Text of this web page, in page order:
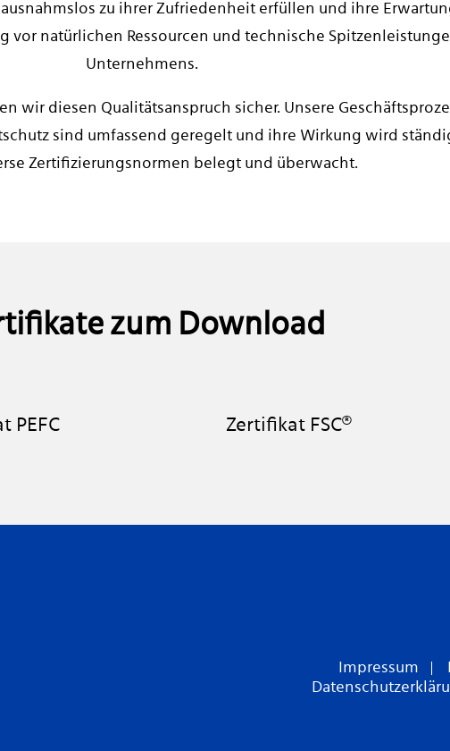
zu ihrer Zufriedenheit erfüllen und ihre
vor natürlichen Ressourcen und technische
Unternehmens.
wir diesen Qualitätsanspruch sicher. Unsere
sind umfassend geregelt und ihre Wirkung wird
Zertifizierungsnormen belegt und überwacht.
zum Download
PEFC Zertifikat FSC®
Impressum